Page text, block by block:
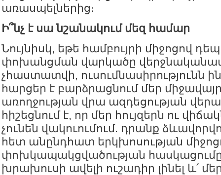
առասպելներից։
Ի՞նչ է սա նշանակում մեզ համար
Նույնիսկ, եթե համբույրի միջոցով
փոխանցման վարկածը
չհաստատվի, ուսումնասիրությունն
հարցեր է բարձրացնում մեր
առողջության վրա ազդեցության
հիշեցնում է, որ մեր հույզերն ու
չունեն վակուումում. դրանք
հետ անընդհատ երկխոսության
փոխկապակցվածության
խրախուսի ավելի ուշադիր լինել և՛